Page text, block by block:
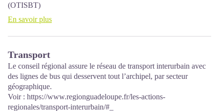
(OTISBT)
En savoir plus
Transport
Le conseil régional assure le réseau de transport interurbain avec
des lignes de bus qui desservent tout l’archipel, par secteur
géographique.
Voir : https://www.regionguadeloupe.fr/les-actions-
regionales/transport-interurbain/#_